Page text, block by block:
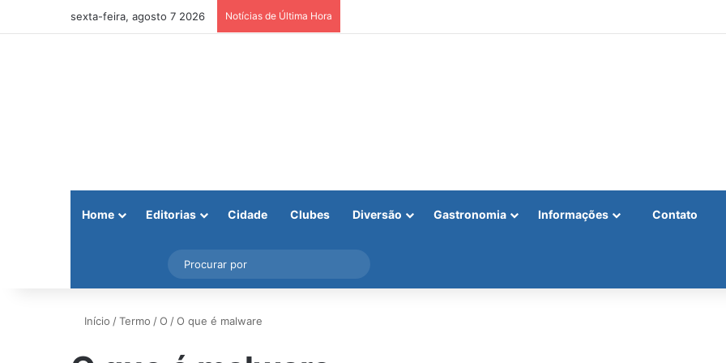
sexta-feira, agosto 7 2026 Notícias de Última Hora
Home Editorias Cidade Clubes Diversão Gastronomia Informações Contato
Instagram
Barra Lateral
por
Início /Termo /O /O que é malware